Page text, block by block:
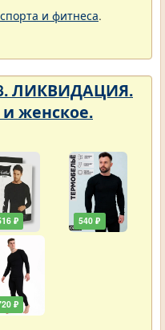
и фитнеса.
ЛИКВИДАЦИЯ.
женское.
₽
₽
540 ₽